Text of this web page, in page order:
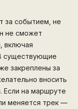
за событием, не
не сможет
включая
существующие
закреплены за
вносить
Если на маршруте
меняется трек —